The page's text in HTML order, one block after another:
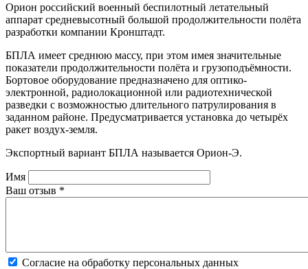
Орион российский военный беспилотный летательный
аппарат средневысотный большой продолжительности полёта
разработки компании Кронштадт.
БПЛА имеет среднюю массу, при этом имея значительные
показатели продолжительности полёта и грузоподъёмности.
Бортовое оборудование предназначено для оптико-
электронной, радиолокационной или радиотехнической
разведки с возможностью длительного патрулирования в
заданном районе. Предусматривается установка до четырёх
ракет воздух-земля.
Экспортный вариант БПЛА называется Орион-Э.
Имя
Ваш отзыв *
Согласие на обработку персональных данных